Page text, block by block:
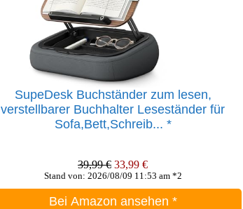
SupeDesk Buchständer zum lesen,
verstellbarer Buchhalter Leseständer für
Sofa,Bett,Schreib... *
39,99 € 33,99 €
Stand von: 2026/08/09 11:53 am *2
Bei Amazon ansehen *